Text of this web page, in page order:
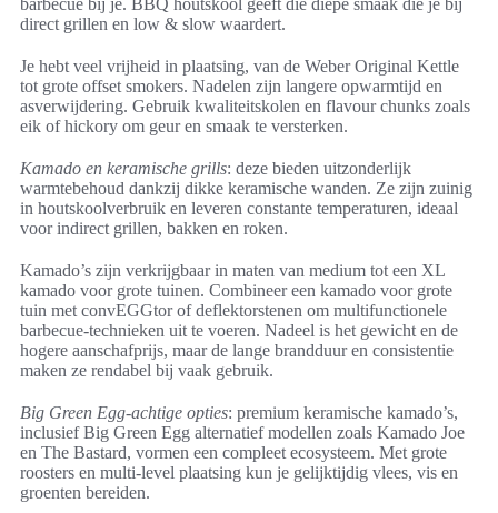
barbecue bij je. BBQ houtskool geeft die diepe smaak die je bij
direct grillen en low & slow waardert.
Je hebt veel vrijheid in plaatsing, van de Weber Original Kettle
tot grote offset smokers. Nadelen zijn langere opwarmtijd en
asverwijdering. Gebruik kwaliteitskolen en flavour chunks zoals
eik of hickory om geur en smaak te versterken.
Kamado en keramische grills: deze bieden uitzonderlijk
warmtebehoud dankzij dikke keramische wanden. Ze zijn zuinig
in houtskoolverbruik en leveren constante temperaturen, ideaal
voor indirect grillen, bakken en roken.
Kamado’s zijn verkrijgbaar in maten van medium tot een XL
kamado voor grote tuinen. Combineer een kamado voor grote
tuin met convEGGtor of deflektorstenen om multifunctionele
barbecue-technieken uit te voeren. Nadeel is het gewicht en de
hogere aanschafprijs, maar de lange brandduur en consistentie
maken ze rendabel bij vaak gebruik.
Big Green Egg-achtige opties: premium keramische kamado’s,
inclusief Big Green Egg alternatief modellen zoals Kamado Joe
en The Bastard, vormen een compleet ecosysteem. Met grote
roosters en multi-level plaatsing kun je gelijktijdig vlees, vis en
groenten bereiden.